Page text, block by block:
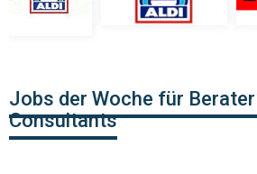
Jobs der Woche für
Consultants